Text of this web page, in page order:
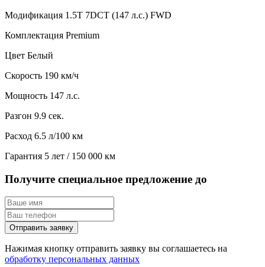
Модификация 1.5T 7DCT (147 л.с.) FWD
Комплектация Premium
Цвет Белый
Скорость 190 км/ч
Мощность 147 л.с.
Разгон 9.9 сек.
Расход 6.5 л/100 км
Гарантия 5 лет / 150 000 км
Получите специальное предложение до
Отправить заявку
Нажимая кнопку отправить заявку вы соглашаетесь на
обработку персональных данных